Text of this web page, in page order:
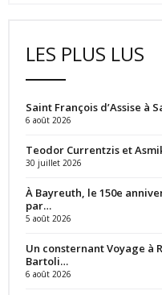
LES PLUS LUS
Saint François d’Assise à
6 août 2026
Teodor Currentzis et
30 juillet 2026
À Bayreuth, le 150e
par…
5 août 2026
Un consternant Voyage à
Bartoli…
6 août 2026